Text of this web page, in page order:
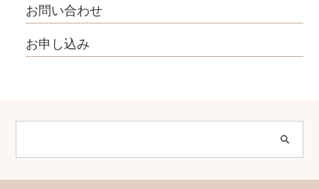
お問い合わせ
お申し込み